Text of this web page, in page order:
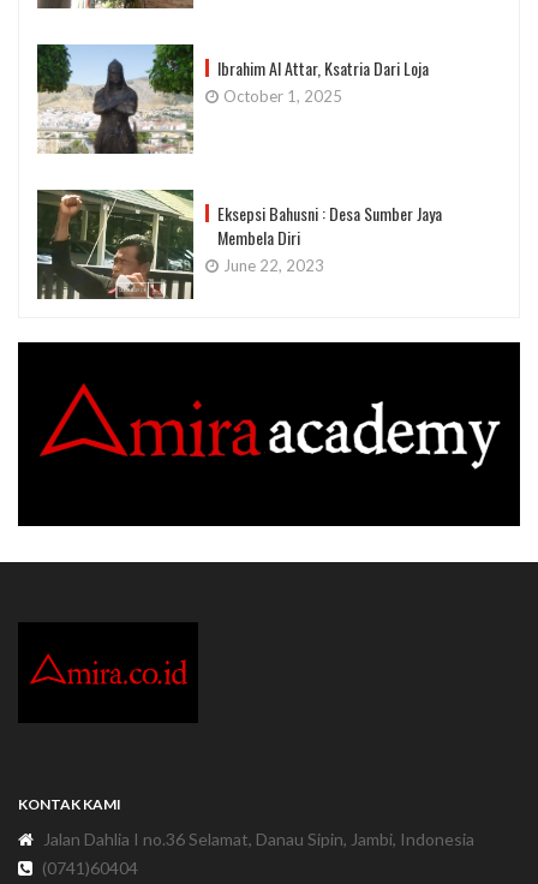
Ibrahim Al Attar, Ksatria Dari Loja
October 1, 2025
Eksepsi Bahusni : Desa Sumber Jaya
Membela Diri
June 22, 2023
KONTAK KAMI
Jalan Dahlia I no.36 Selamat, Danau Sipin, Jambi, Indonesia
(0741)60404